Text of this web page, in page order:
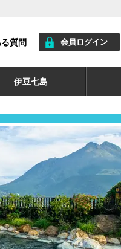
質問 会員ログイン
伊豆七島